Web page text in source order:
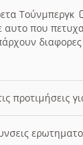
Τούνμπεργκ
αυτο που
προτιμήσεις